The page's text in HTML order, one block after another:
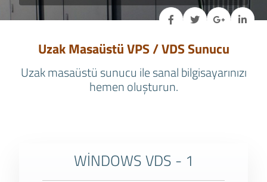
Uzak Masaüstü VPS / VDS Sunucu
Uzak masaüstü sunucu ile sanal bilgisayarınızı
hemen oluşturun.
WİNDOWS VDS - 1